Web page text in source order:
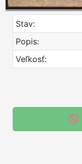
Stav:
Popis:
Veľkosť: